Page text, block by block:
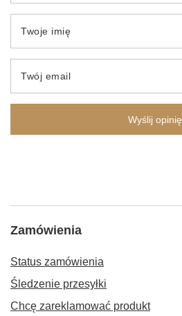
Twoje imię
Twój email
Wyślij opinię
Zamówienia
Status zamówienia
Śledzenie przesyłki
Chcę zareklamować produkt